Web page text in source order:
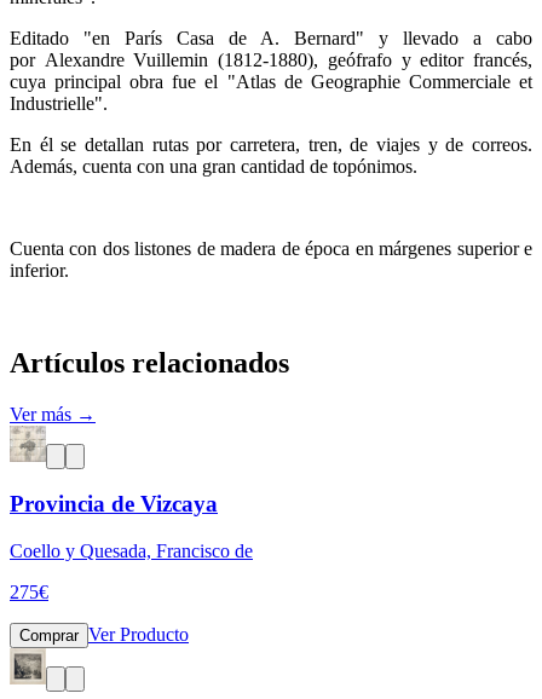
Editado "en París Casa de A. Bernard" y llevado a cabo
por Alexandre Vuillemin (1812-1880), geófrafo y editor francés,
cuya principal obra fue el "Atlas de Geographie Commerciale et
Industrielle".
En él se detallan rutas por carretera, tren, de viajes y de correos.
Además, cuenta con una gran cantidad de topónimos.
Cuenta con dos listones de madera de época en márgenes superior e
inferior.
Artículos relacionados
Ver más →
Provincia de Vizcaya
Coello y Quesada, Francisco de
275€
Comprar Ver Producto